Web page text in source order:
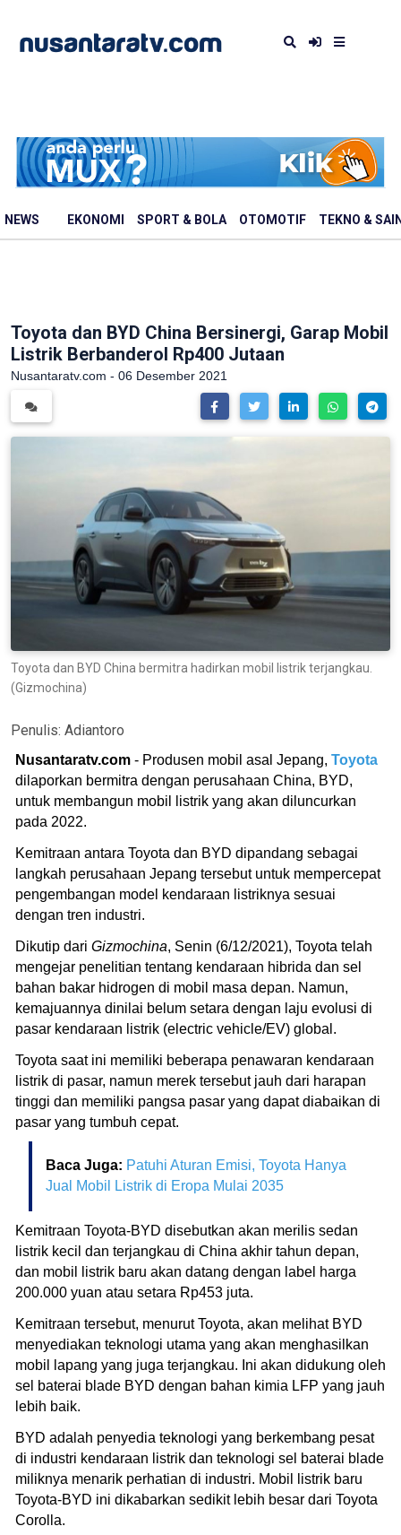
NEWS EKONOMI SPORT & BOLA OTOMOTIF TEKNO &
Toyota dan BYD China Bersinergi, Garap Mobil
Listrik Berbanderol Rp400 Jutaan
Nusantaratv.com - 06 Desember 2021
Toyota dan BYD China bermitra hadirkan mobil listrik terjangkau.
(Gizmochina)
Penulis: Adiantoro
Nusantaratv.com - Produsen mobil asal Jepang, Toyota
dilaporkan bermitra dengan perusahaan China, BYD,
untuk membangun mobil listrik yang akan diluncurkan
pada 2022.
Kemitraan antara Toyota dan BYD dipandang sebagai
langkah perusahaan Jepang tersebut untuk mempercepat
pengembangan model kendaraan listriknya sesuai
dengan tren industri.
Dikutip dari Gizmochina, Senin (6/12/2021), Toyota telah
mengejar penelitian tentang kendaraan hibrida dan sel
bahan bakar hidrogen di mobil masa depan. Namun,
kemajuannya dinilai belum setara dengan laju evolusi di
pasar kendaraan listrik (electric vehicle/EV) global.
Toyota saat ini memiliki beberapa penawaran kendaraan
listrik di pasar, namun merek tersebut jauh dari harapan
tinggi dan memiliki pangsa pasar yang dapat diabaikan di
pasar yang tumbuh cepat.
Baca Juga: Patuhi Aturan Emisi, Toyota Hanya
Jual Mobil Listrik di Eropa Mulai 2035
Kemitraan Toyota-BYD disebutkan akan merilis sedan
listrik kecil dan terjangkau di China akhir tahun depan,
dan mobil listrik baru akan datang dengan label harga
200.000 yuan atau setara Rp453 juta.
Kemitraan tersebut, menurut Toyota, akan melihat BYD
menyediakan teknologi utama yang akan menghasilkan
mobil lapang yang juga terjangkau. Ini akan didukung oleh
sel baterai blade BYD dengan bahan kimia LFP yang jauh
lebih baik.
BYD adalah penyedia teknologi yang berkembang pesat
di industri kendaraan listrik dan teknologi sel baterai blade
miliknya menarik perhatian di industri. Mobil listrik baru
Toyota-BYD ini dikabarkan sedikit lebih besar dari Toyota
Corolla.